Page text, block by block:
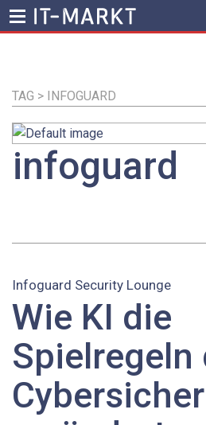
Inhalt
TAG > INFOGUARD
infoguard
Infoguard Security Lounge
Wie KI die
Spielregeln